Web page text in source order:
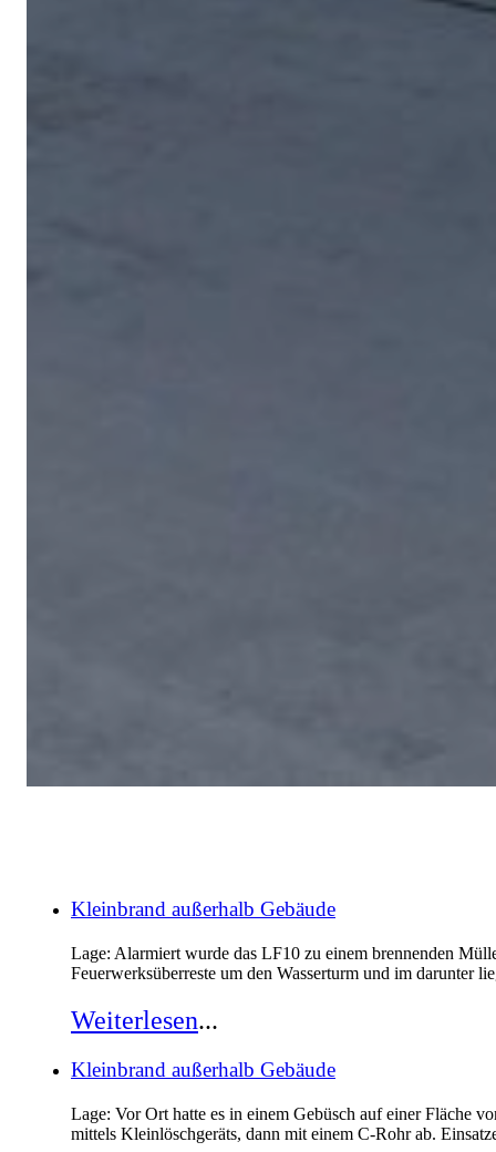
Kleinbrand außerhalb Gebäude
Lage: Alarmiert wurde das LF10 zu einem brennenden
Feuerwerksüberreste um den Wasserturm und im darunter
Weiterlesen...
Kleinbrand außerhalb Gebäude
Lage: Vor Ort hatte es in einem Gebüsch auf einer Fläche
mittels Kleinlöschgeräts, dann mit einem C-Rohr ab.